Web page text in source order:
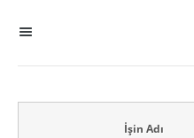
İşin Adı